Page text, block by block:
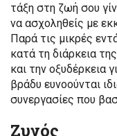
τάξη στη ζωή σου
να ασχοληθείς με
Παρά τις μικρές
κατά τη διάρκεια
και την οξυδέρκεια
βράδυ ευνοούνται
συνεργασίες που
Ζυγός